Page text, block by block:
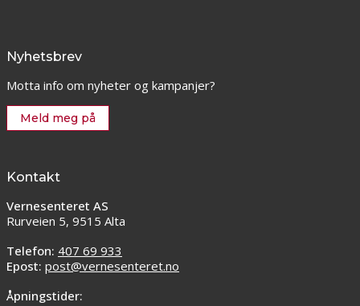
Nyhetsbrev
Motta info om nyheter og kampanjer?
Meld meg på
Kontakt
Vernesenteret AS
Rurveien 5, 9515 Alta
Telefon: 407 69 933
Epost: post@vernesenteret.no
Åpningstider: